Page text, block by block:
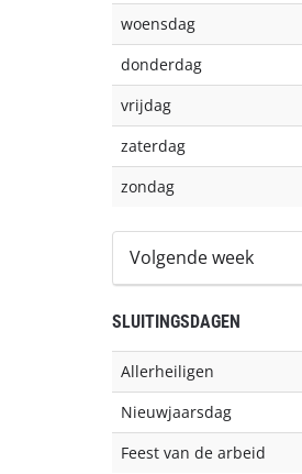
woensdag
donderdag
vrijdag
zaterdag
zondag
Volgende week
SLUITINGSDAGEN
Allerheiligen
Nieuwjaarsdag
Feest van de arbeid